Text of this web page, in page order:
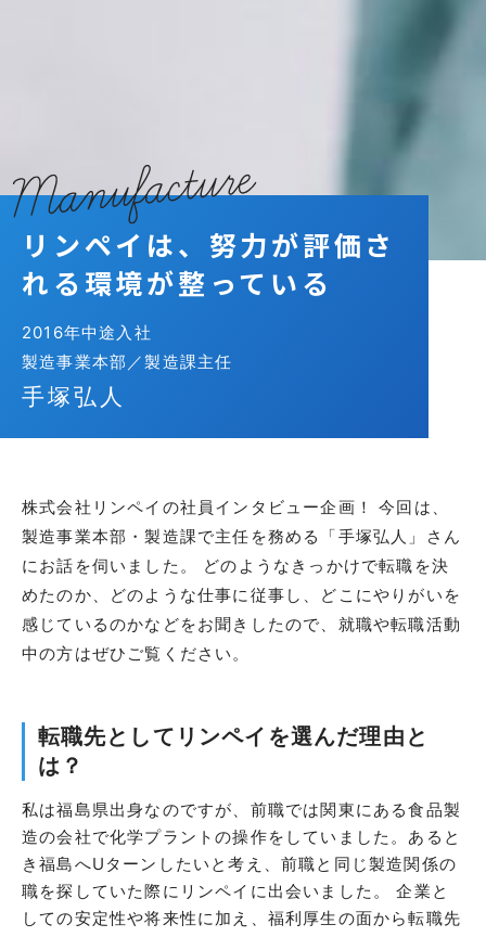
リンペイは、努力が評価さ
れる環境が整っている
2016年中途入社
製造事業本部／製造課主任
手塚弘人
株式会社リンペイの社員インタビュー企画！ 今回は、
製造事業本部・製造課で主任を務める「手塚弘人」さん
にお話を伺いました。 どのようなきっかけで転職を決
めたのか、どのような仕事に従事し、どこにやりがいを
感じているのかなどをお聞きしたので、就職や転職活動
中の方はぜひご覧ください。
転職先としてリンペイを選んだ理由と
は？
私は福島県出身なのですが、前職では関東にある食品製
造の会社で化学プラントの操作をしていました。あると
き福島へUターンしたいと考え、前職と同じ製造関係の
職を探していた際にリンペイに出会いました。 企業と
しての安定性や将来性に加え、福利厚生の面から転職先